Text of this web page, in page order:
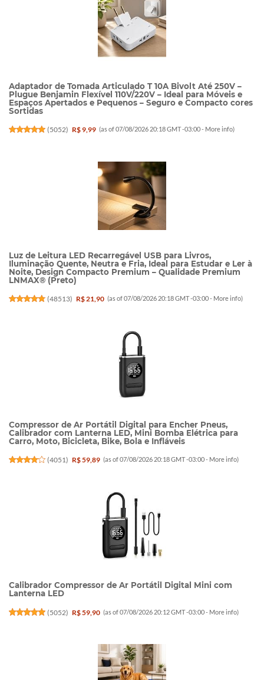
Adaptador de Tomada Articulado T 10A Bivolt Até 250V –
Plugue Benjamin Flexível 110V/220V – Ideal para Móveis e
Espaços Apertados e Pequenos – Seguro e Compacto cores
Sortidas
(5052) R$ 9,99 (as of 07/08/2026 20:18 GMT -03:00 - More info)
Luz de Leitura LED Recarregável USB para Livros,
Iluminação Quente, Neutra e Fria, Ideal para Estudar e Ler à
Noite, Design Compacto Premium – Qualidade Premium
LNMAX® (Preto)
(48513) R$ 21,90 (as of 07/08/2026 20:18 GMT -03:00 - More info)
Compressor de Ar Portátil Digital para Encher Pneus,
Calibrador com Lanterna LED, Mini Bomba Elétrica para
Carro, Moto, Bicicleta, Bike, Bola e Infláveis
(4051) R$ 59,89 (as of 07/08/2026 20:18 GMT -03:00 - More info)
Calibrador Compressor de Ar Portátil Digital Mini com
Lanterna LED
(5052) R$ 59,90 (as of 07/08/2026 20:12 GMT -03:00 - More info)